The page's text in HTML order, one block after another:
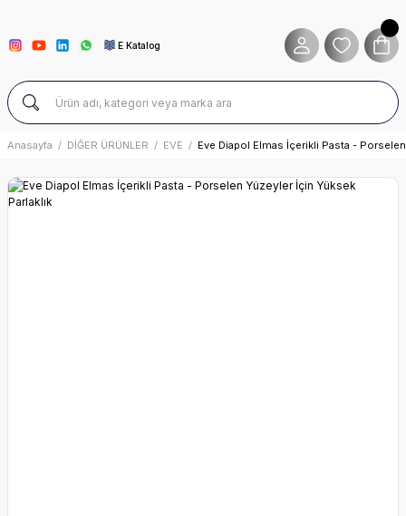
E Katalog
Anasayfa DİĞER ÜRÜNLER EVE Eve Diapol Elmas İçerikli Pasta -